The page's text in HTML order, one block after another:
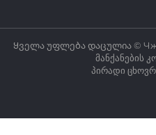
Ყველა უფლება დაცულია ©
მანქანების
პირადი